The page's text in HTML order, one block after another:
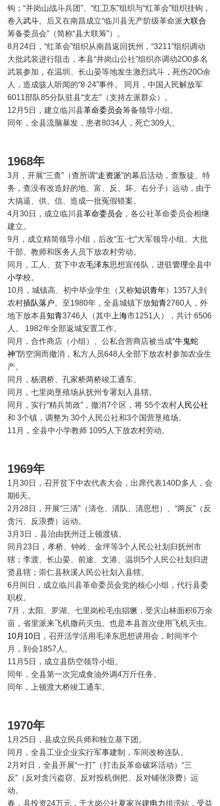
钩；“并岗山战斗兵团”、“红卫东”组织与“红革会”组织挂钩，
卷入武斗。后又在南昌成立“临川县无产阶级革命派大联合
筹备委员会”（简称“县大联筹”）。
8月24日，“红革会”组织从南昌返回抚州，“3211”组织调动
大批武装进行阻击，本县“井岗山公社”组织亦调动2O0多名
武装参加，在温圳、长山晏等地发生激烈武斗，死伤20O余
人，造成骇人听闻的“8·24”事件。 同月，中国人民解放军
6011部队85分队驻县“支左”（支持左派群众）。
12月5日，建立临川县革命委员会筹备领导小组。
同年，全县流脑暴发，患者8034人，死亡309人。
1968年
3月，开展“三查”（查所谓“走资派”的幕后活动，查叛徒、特
务，查没有改造好的地、富、反、坏、右分子）运动，由于
大搞逼、供、信、造成一批冤假错案。
4月30日，成立临川县革命委员会 ，各公社革命委员会相继
建立。
9月，成立精简领导小组，后改“五·七”大军领导小组。大批
干部、教师和医务人员下放农村劳动。
同月，工人、贫下中农毛泽东思想宣传队，进驻管理全县中
小学校。
10月，城镇高、初中毕业学生（又称知识青年）1357人到
农村插队落户。至1980年，全县城镇下放知青2760人，外
地下放本县知青3746人（其中 上海市1251人），共计 6506
人。 1982年全部返城安置工作。
同月，合作商店（小组）、公私合营商店被当成“牛鬼蛇
神”防空洞而撤消，私方人员648人全部下放农村参加农业生
产。
同月，杨泗桥、孔家桥两桥竣工通车。
同月，七里岗垦殖场从抚州专署划入县辖。
同月，实行“精兵简政”，撤消7个区，将 55个农村人民公社
和 3个镇，调整为 30个人民公社和3个国营垦殖场。
11月，全县中小学教师 1095人下放农村劳动。
1969年
1月30日，召开贫下中农代表大会，出席代表140D多人，会
期6天。
2月28日，开展“三清”（清仓、清队、清思想）、“两反”（反
贪污、反浪费）运动。
3月3日，县治由抚州迁上顿渡镇。
同月23日，孝桥、钟岭、金坪等3个人民公社划归抚州市
辖；李渡、长山晏、前途、文港、温圳5个人民公社划归进
贤县辖；崇仁县秋溪人民公社划入县辖。
6月间日，成立临川县革命委员会党的核心小组，代行县委
职权。
7月，太阳、罗湖、七里岗松毛虫猖獗，受灾山林面积6万余
亩，省里派来飞机撒药灭虫。也是本县首次使用飞机灭虫。
10月10日
，召开活学活用毛泽东思想讲用会，时间半个
月，到会1857人。
11月5日，成立县防空领导小组。
同年，全县第一次完成食油外调4万斤任务。
同年，上顿渡大桥竣工通车。
1970年
1月25日，县成立民兵师和独立基下团。
同月，全县工业企业实行军事建制，车间改称连队。
2月对日，全县开展“一打”（打击反革命破坏活动）“三
反”（反对贪污盗窃、反对投机倒把、反对铺张浪费）运
动。
春，县投资24万元，于大岗公社夏家兴建电力排涝站，受益